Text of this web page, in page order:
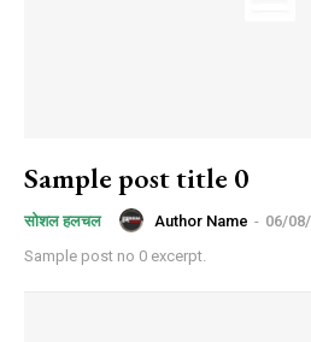
Sample post title 0
सोशल हलचल Author Name - 06/
Sample post no 0 excerpt.